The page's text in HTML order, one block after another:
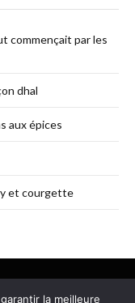
commençait par les
dhal
aux épices
et courgette
la meilleure